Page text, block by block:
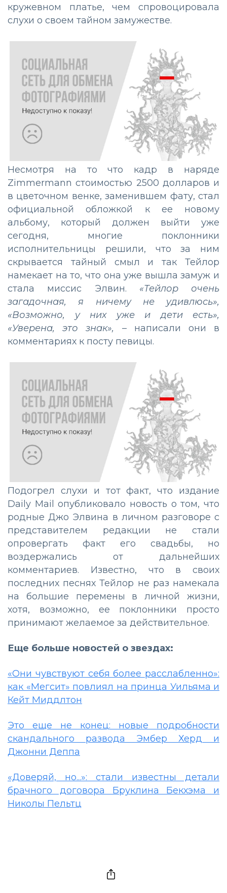
кружевном платье, чем спровоцировала
слухи о своем тайном замужестве.
Несмотря на то что кадр в наряде
Zimmermann стоимостью 2500 долларов и
в цветочном венке, заменившем фату, стал
официальной обложкой к ее новому
альбому, который должен выйти уже
сегодня, многие поклонники
исполнительницы решили, что за ним
скрывается тайный смыл и так Тейлор
намекает на то, что она уже вышла замуж и
стала миссис Элвин. «Тейлор очень
загадочная, я ничему не удивлюсь»,
«Возможно, у них уже и дети есть»,
«Уверена, это знак»,
– написали они в
комментариях к посту певицы.
Подогрел слухи и тот факт, что издание
Daily Mail опубликовало новость о том, что
родные Джо Элвина в личном разговоре с
представителем редакции не стали
опровергать факт его свадьбы, но
воздержались от дальнейших
комментариев. Известно, что в своих
последних песнях Тейлор не раз намекала
на большие перемены в личной жизни,
хотя, возможно, ее поклонники просто
принимают желаемое за действительное.
Еще больше новостей о звездах:
«Они чувствуют себя более расслабленно»:
как «Мегсит» повлиял на принца Уильяма и
Кейт Миддлтон
Это еще не конец: новые подробности
скандального развода Эмбер Херд и
Джонни Деппа
«Доверяй, но...»: стали известны детали
брачного договора Бруклина Бекхэма и
Николы Пельтц